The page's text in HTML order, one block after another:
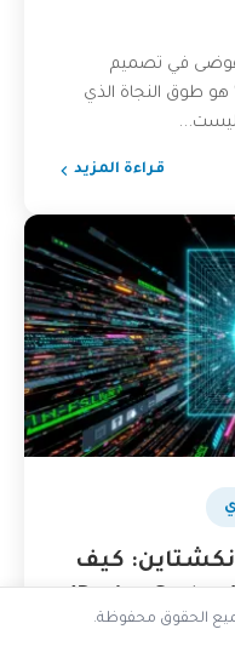
الفوضى في تصميم
هو طوق النجاة الذي
ليست...
قراءة المزيد
كيف